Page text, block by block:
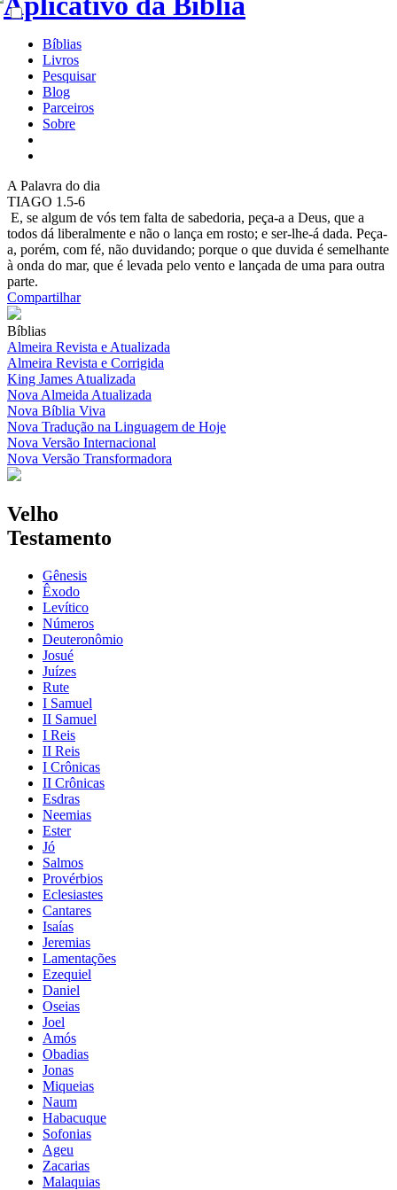
Bíblias
Livros
Pesquisar
Blog
Parceiros
Sobre
A Palavra do dia
TIAGO 1.5-6
E, se algum de vós tem falta de sabedoria, peça-a a Deus, que a
todos dá liberalmente e não o lança em rosto; e ser-lhe-á dada. Peça-
a, porém, com fé, não duvidando; porque o que duvida é semelhante
à onda do mar, que é levada pelo vento e lançada de uma para outra
parte.
Compartilhar
Bíblias
Almeira Revista e Atualizada
Almeira Revista e Corrigida
King James Atualizada
Nova Almeida Atualizada
Nova Bíblia Viva
Nova Tradução na Linguagem de Hoje
Nova Versão Internacional
Nova Versão Transformadora
Velho
Testamento
Gênesis
Êxodo
Levítico
Números
Deuteronômio
Josué
Juízes
Rute
I Samuel
II Samuel
I Reis
II Reis
I Crônicas
II Crônicas
Esdras
Neemias
Ester
Jó
Salmos
Provérbios
Eclesiastes
Cantares
Isaías
Jeremias
Lamentações
Ezequiel
Daniel
Oseias
Joel
Amós
Obadias
Jonas
Miqueias
Naum
Habacuque
Sofonias
Ageu
Zacarias
Malaquias